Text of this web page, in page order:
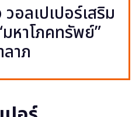
อลเปเปอร์เสริม
หาโภคทรัพย์”
าภ